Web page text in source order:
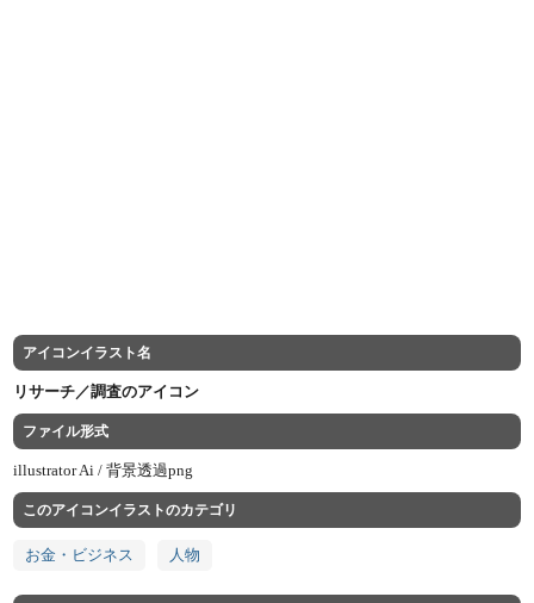
アイコンイラスト名
リサーチ／調査のアイコン
ファイル形式
illustrator Ai /背景透過png
このアイコンイラストのカテゴリ
お金・ビジネス 人物